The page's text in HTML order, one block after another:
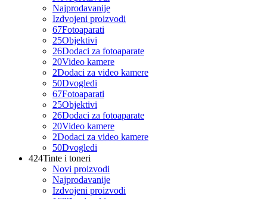
Najprodavanije
Izdvojeni proizvodi
67Fotoaparati
25Objektivi
26Dodaci za fotoaparate
20Video kamere
2Dodaci za video kamere
50Dvogledi
67Fotoaparati
25Objektivi
26Dodaci za fotoaparate
20Video kamere
2Dodaci za video kamere
50Dvogledi
424Tinte i toneri
Novi proizvodi
Najprodavanije
Izdvojeni proizvodi